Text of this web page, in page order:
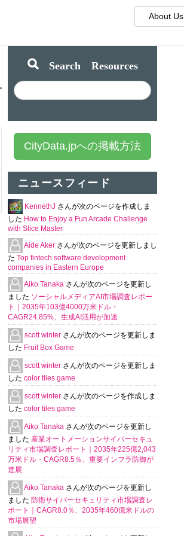
About Us
Search Resources
CityData.jpへの掲載方法
ニュースフィード
KennethJ さんが次のページを作成しま
した How to Enjoy a Fun Arcade Challenge
with Slice Master
Aide Aker さんが次のページを更新しまし
た Top fintech software development
companies in Eastern Europe
Aiko Tanaka さんが次のページを更新し
ました ソーシャルメディアAI市場調査レポー
ト｜2035年103億4000万米ドル・
CAGR24.85%、生成AI活用が加速
scott winter さんが次のページを更新しま
した Fruit Box Game
scott winter さんが次のページを更新しま
した color tiles game
scott winter さんが次のページを作成しま
した color tiles game
Aiko Tanaka さんが次のページを更新し
ました 産業オートメーションサイバーセキュ
リティ市場調査レポート｜2035年225億2,043
万米ドル・CAGR8.5％、重要インフラ防御が
進展
Aiko Tanaka さんが次のページを更新し
ました 防衛サイバーセキュリティ市場調査レ
ポート｜CAGR8.0％、2035年460億米ドルの
市場展望